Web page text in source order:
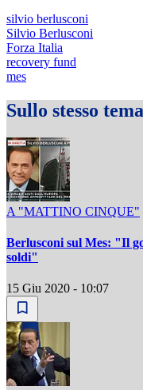
silvio berlusconi
Silvio Berlusconi
Forza Italia
recovery fund
mes
Sullo stesso tema
A "MATTINO CINQUE"
Berlusconi sul Mes: "Il
soldi"
15 Giu 2020 - 10:07